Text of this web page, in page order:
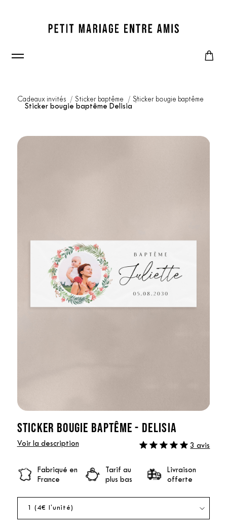
Cadeaux invités Sticker baptême
Sticker bougie baptême
Sticker bougie baptême Delisia
STICKER BOUGIE BAPTÊME - DELISIA
Voir la description 3 avis
Fabriqué en
France
Tarif au
plus bas
Livraison
offerte